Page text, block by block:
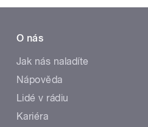
O nás
Jak nás naladíte
Nápověda
Lidé v rádiu
Kariéra